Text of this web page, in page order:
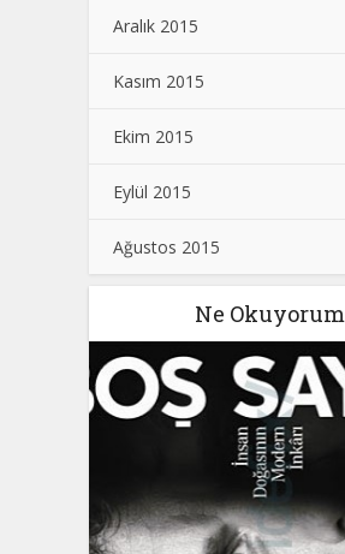
Aralık 2015
Kasım 2015
Ekim 2015
Eylül 2015
Ağustos 2015
Ne Okuyorum